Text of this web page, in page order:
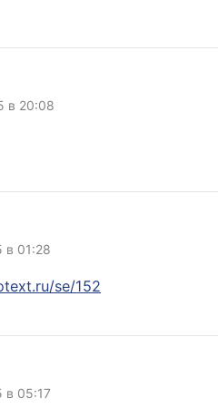
в 20:08
в 01:28
se/152
в 05:17